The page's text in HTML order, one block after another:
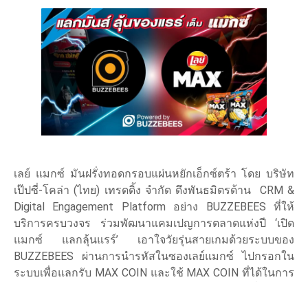
เลย์ แมกซ์ มันฝรั่งทอดกรอบแผ่นหยักเอ็กซ์ตร้า โดย บริษัท
เป๊ปซี่-โคล่า (ไทย) เทรดดิ้ง จำกัด ดึงพันธมิตรด้าน CRM &
Digital Engagement Platform อย่าง BUZZEBEES ที่ให้
บริการครบวงจร ร่วมพัฒนาแคมเปญการตลาดแห่งปี ‘เปิด
แมกซ์ แลกลุ้นแรร์’ เอาใจวัยรุ่นสายเกมด้วยระบบของ
BUZZEBEES ผ่านการนำรหัสในซองเลย์แมกซ์ ไปกรอกใน
ระบบเพื่อแลกรับ MAX COIN และใช้ MAX COIN ที่ได้ในการ